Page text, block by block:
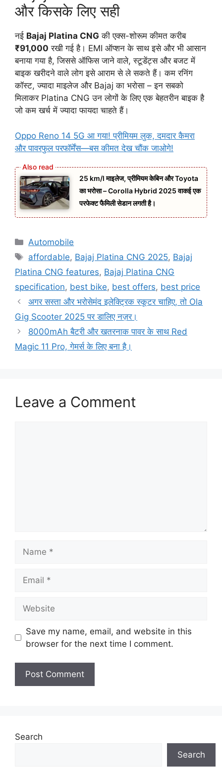
और किसके लिए सही
नई Bajaj Platina CNG की एक्स-शोरूम कीमत करीब
₹91,000 रखी गई है। EMI ऑप्शन के साथ इसे और भी आसान
बनाया गया है, जिससे ऑफिस जाने वाले, स्टूडेंट्स और बजट में
बाइक खरीदने वाले लोग इसे आराम से ले सकते हैं। कम रनिंग
कॉस्ट, ज्यादा माइलेज और Bajaj का भरोसा – इन सबको
मिलाकर Platina CNG उन लोगों के लिए एक बेहतरीन बाइक है
जो कम खर्च में ज्यादा फायदा चाहते हैं।
Oppo Reno 14 5G आ गया! प्रीमियम लुक, दमदार कैमरा
और पावरफुल परफॉर्मेंस—बस कीमत देख चौंक जाओगे!
25 km/l माइलेज, प्रीमियम केबिन और Toyota
का भरोसा – Corolla Hybrid 2025 वाकई एक
परफेक्ट फैमिली सेडान लगती है।
Categories
Automobile
Tags
affordable, Bajaj Platina CNG 2025, Bajaj
Platina CNG features, Bajaj Platina CNG
specification, best bike, best offers, best price
अगर सस्ता और भरोसेमंद इलेक्ट्रिक स्कूटर चाहिए, तो Ola
Gig Scooter 2025 पर डालिए नज़र।
8000mAh बैटरी और खतरनाक पावर के साथ Red
Magic 11 Pro, गेमर्स के लिए बना है।
Leave a Comment
Save my name, email, and website in this
browser for the next time I comment.
Search
Search